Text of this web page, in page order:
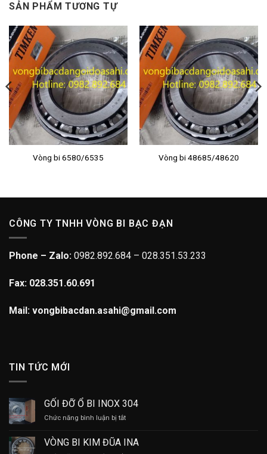
SẢN PHẨM TƯƠNG TỰ
Vòng bi 6580/6535 Vòng bi 48685/48620
CÔNG TY TNHH VÒNG BI BẠC ĐẠN
Phone – Zalo: 0982.892.684 – 028.351.53.233
Fax: 028.351.60.691
Mail: vongbibacdan.asahi@gmail.com
TIN TỨC MỚI
GỐI ĐỠ Ổ BI INOX 304
Chức năng bình luận bị tắtở
ĐỠ
Ổ
VÒNG BI KIM ĐŨA INA